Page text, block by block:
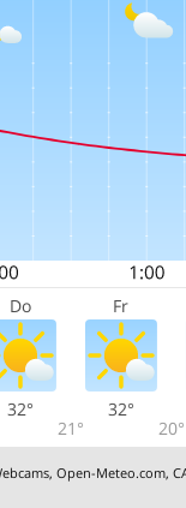
Do Fr
32°
21°
32°
20°
,Open-Meteo.com,